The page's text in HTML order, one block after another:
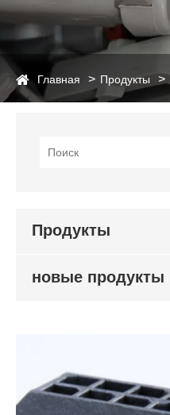
Главная Продукты
Продукты
новые продукты